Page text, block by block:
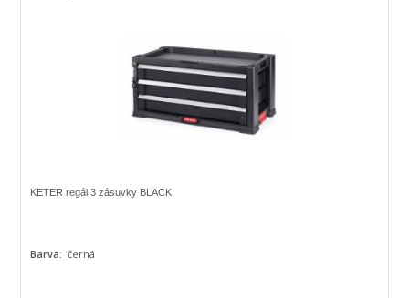
KETER regál 3 zásuvky BLACK
Barva:černá